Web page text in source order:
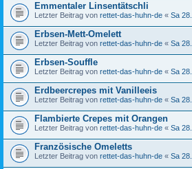
Emmentaler Linsentätschli
Letzter Beitrag von rettet-das-huhn-de « Sa
Erbsen-Mett-Omelett
Letzter Beitrag von rettet-das-huhn-de « Sa
Erbsen-Souffle
Letzter Beitrag von rettet-das-huhn-de « Sa
Erdbeercrepes mit Vanilleeis
Letzter Beitrag von rettet-das-huhn-de « Sa
Flambierte Crepes mit Orangen
Letzter Beitrag von rettet-das-huhn-de « Sa
Französische Omeletts
Letzter Beitrag von rettet-das-huhn-de « Sa